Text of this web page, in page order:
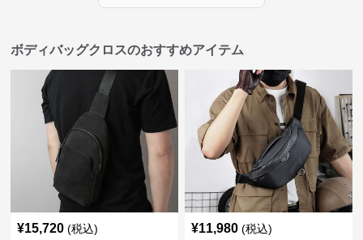
ボディバッグクロスのおすすめアイテム
¥15,720 (税込) ¥11,980 (税込)